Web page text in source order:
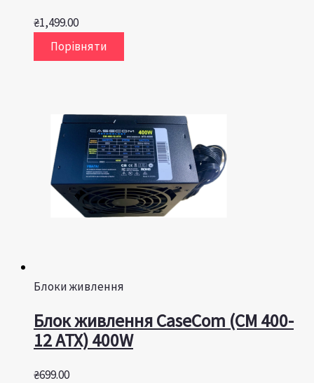
₴1,499.00
Порівняти
Блоки живлення
Блок живлення CaseCom (CM 400-
12 ATX) 400W
₴699.00